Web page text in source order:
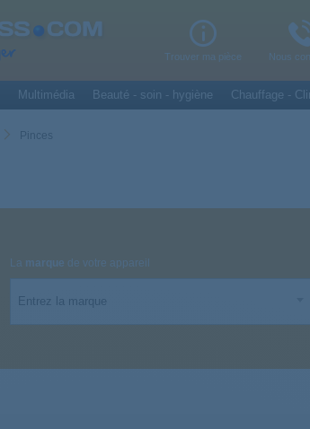
Trouver ma pièce Nous
Multimédia Beauté - soin - hygiène Chauffage -
Pinces
La marque de votre appareil
Entrez la marque